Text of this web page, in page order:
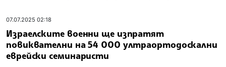
07.07.2025 02:18
Израелските военни ще изпратят
повиквателни на 54 000 ултраортодоскални
еврейски семинаристи